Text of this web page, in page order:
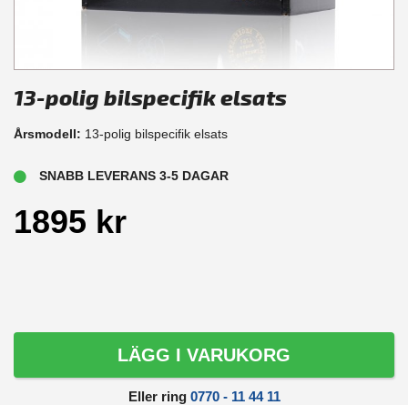
13-polig bilspecifik elsats
Årsmodell: 13-polig bilspecifik elsats
SNABB LEVERANS 3-5 DAGAR
1895 kr
LÄGG I VARUKORG
Eller ring 0770 - 11 44 11